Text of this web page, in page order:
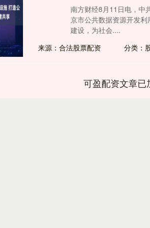
南方财经8月11日电，中
京市公共数据资源开发
建设，为社会....
来源：合法股票配资
分类：
可盈配资文章已